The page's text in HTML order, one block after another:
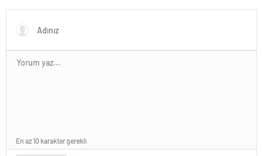
En az 10 karakter gerekli